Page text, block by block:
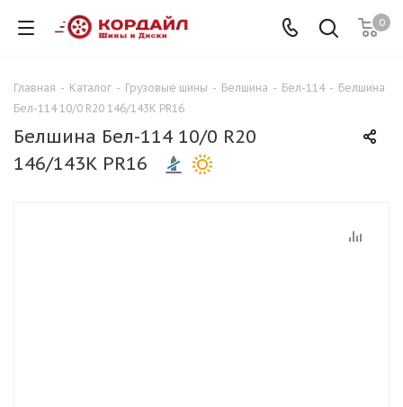
0
Главная - Каталог - Грузовые шины - Белшина - Бел-114 - Белшина
Бел-114 10/0 R20 146/143K PR16
Белшина Бел-114 10/0 R20
146/143K PR16